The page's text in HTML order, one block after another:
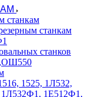
станкам
станкам
станков
1525, 1Л532,
1Е512Ф1,